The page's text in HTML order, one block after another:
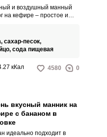
и воздушный манный
на кефире – простое и
и вы сделаете десерт
и
сахар-песок,
сода пищевая
кКал 4580 0
вкусный манник на
с бананом в
идеально подходит в